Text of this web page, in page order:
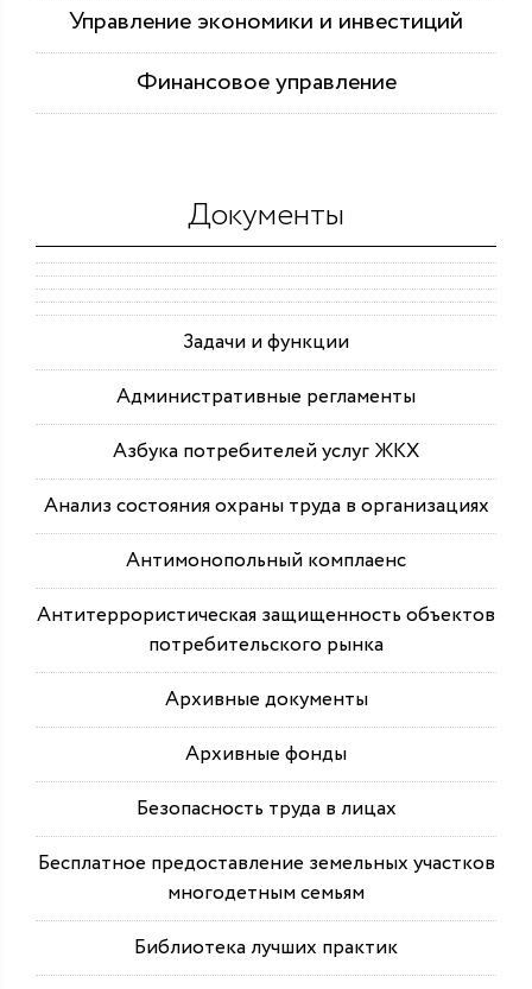
Управление экономики и инвестиций
Финансовое управление
Документы
Задачи и функции
Административные регламенты
Азбука потребителей услуг ЖКХ
Анализ состояния охраны труда в организациях
Антимонопольный комплаенс
Антитеррористическая защищенность объектов
потребительского рынка
Архивные документы
Архивные фонды
Безопасность труда в лицах
Бесплатное предоставление земельных участков
многодетным семьям
Библиотека лучших практик